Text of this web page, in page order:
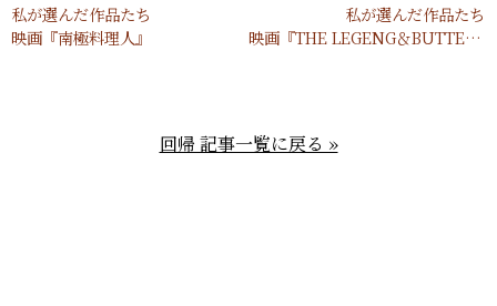
私が選んだ作品たち
映画 『南極料理人』
私が選んだ作品たち
映画『THE LEGENG＆BUTTERFLY』
回帰 記事一覧に戻る »